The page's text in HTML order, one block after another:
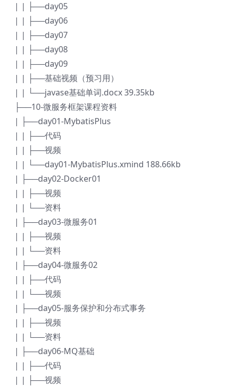
| | ├──day05
| | ├──day06
| | ├──day07
| | ├──day08
| | ├──day09
| | ├──基础视频（预习用）
| | └──javase基础单词.docx 39.35kb
├──10-微服务框架课程资料
| ├──day01-MybatisPlus
| | ├──代码
| | ├──视频
| | └──day01-MybatisPlus.xmind 188.66kb
| ├──day02-Docker01
| | ├──视频
| | └──资料
| ├──day03-微服务01
| | ├──视频
| | └──资料
| ├──day04-微服务02
| | ├──代码
| | └──视频
| ├──day05-服务保护和分布式事务
| | ├──视频
| | └──资料
| ├──day06-MQ基础
| | ├──代码
| | ├──视频